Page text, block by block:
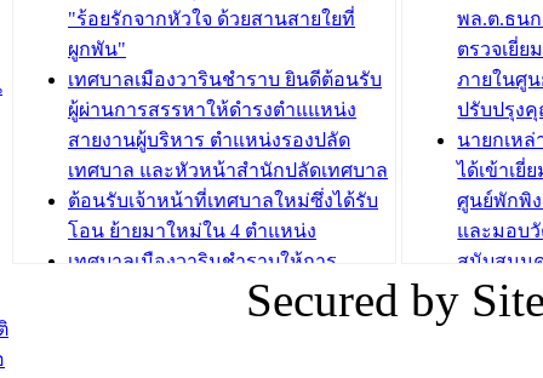
วารินชำราบ จัดโครงการอบรมอาชีพ
ระยะสั้น ประจำปี 2568 (หลักสูตรการ
ถักทอผลิตภัณฑ์จากถุงพลาสติก)
บทความ อื่นๆ ...
เด็กเล็ก
เทศบาลเ
ปรึกษาห
วัยของอ
บทความ อื่นๆ ...
"ร้อยรักจากหัวใจ ด้วยสานสายใยที่
ผูกพัน"
เทศบาลเมืองวารินชำราบ ยินดีต้อนรับ
ผู้ผ่านการสรรหาให้ดำรงตำแแหน่ง
สายงานผู้บริหาร ตำแหน่งรองปลัด
เทศบาล และหัวหน้าสำนักปลัดเทศบาล
ต้อนรับเจ้าหน้าที่เทศบาลใหม่ซึ่งได้รับ
โอน ย้ายมาใหม่ใน 4 ตำแหน่ง
เทศบาลเมืองวารินชำราบให้การ
ต้อนรับพนักงานเทศบาลผู้ผ่านการ
สรรหาให้ดำรงตำแหน่งสายงานผู้
พล.ต.ธน
ตรวจเยี่ย
ภายในศู
ปรับปรุง
นายกเห
ได้เข้าเยี่
ศูนย์พักพิ
และมอบ
สนับสนุน
ภัยน้ำท่วม
ภาพบรร
Secured by